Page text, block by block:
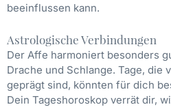
beeinflussen kann.
Astrologische Verbindungen
Der Affe harmoniert besonders
Drache und Schlange. Tage, die
geprägt sind, könnten für dich
Dein Tageshoroskop verrät dir,